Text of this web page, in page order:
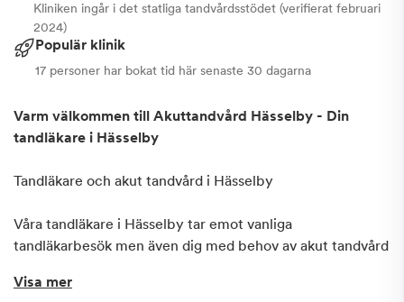
Kliniken ingår i det statliga tandvårdsstödet (verifierat februari
2024)
Populär klinik
17 personer har bokat tid här senaste 30 dagarna
Varm välkommen till Akuttandvård Hässelby - Din
tandläkare i Hässelby
Tandläkare och akut tandvård i Hässelby
Våra tandläkare i Hässelby tar emot vanliga
tandläkarbesök men även dig med behov av akut tandvård
Järfälla, Solna och Bromma.
Visa mer